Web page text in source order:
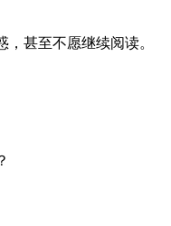
甚至不愿继续阅读。